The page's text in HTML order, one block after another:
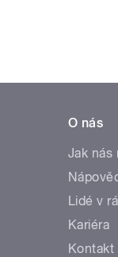
O nás
Jak nás
Lidé v
Kariéra
Kontakt